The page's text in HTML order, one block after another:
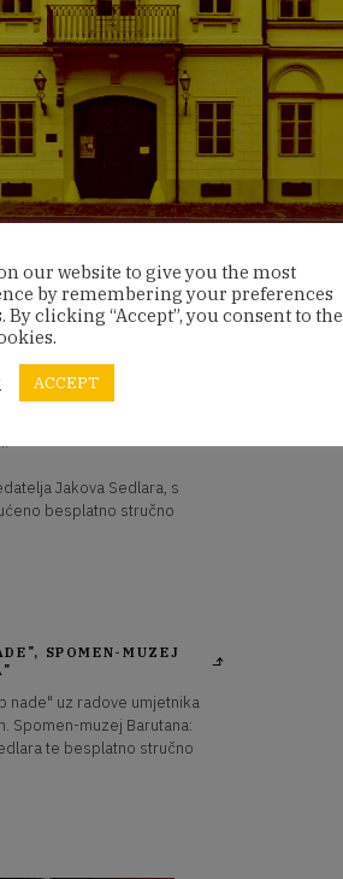
od najznačajnijih hrvatskih
opus, a njezin
i Sare Salamon, koji s
od 17 do 23 sata, u
Jakova Sedlara, s
besplatno stručno
SPOMEN-MUZEJ
nade" uz radove umjetnika
Spomen-muzej Barutana:
te besplatno stručno
our website to give you the most
by remembering your preferences
By clicking “Accept”, you consent to the
ACCEPT